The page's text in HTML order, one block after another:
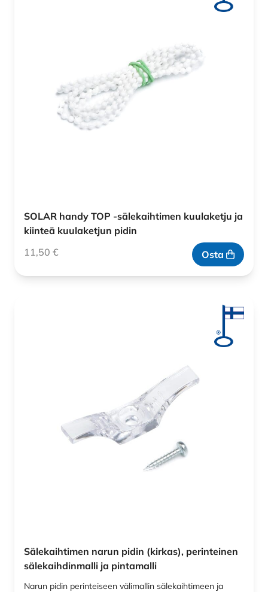
SOLAR handy TOP -sälekaihtimen kuulaketju ja
kiinteä kuulaketjun pidin
11,50 € Osta
Sälekaihtimen narun pidin (kirkas), perinteinen
sälekaihdinmalli ja pintamalli
Narun pidin perinteiseen välimallin sälekaihtimeen ja